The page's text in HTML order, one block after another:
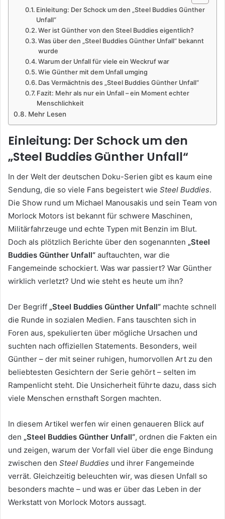
Einleitung: Der Schock um den „Steel Buddies Günther
Unfall“
Wer ist Günther von den Steel Buddies eigentlich?
Was über den „Steel Buddies Günther Unfall“ bekannt
wurde
Warum der Unfall für viele ein Weckruf war
Wie Günther mit dem Unfall umging
Das Vermächtnis des „Steel Buddies Günther Unfall“
Fazit: Mehr als nur ein Unfall – ein Moment echter
Menschlichkeit
Mehr Lesen
Einleitung: Der Schock um den
„Steel Buddies Günther Unfall“
In der Welt der deutschen Doku-Serien gibt es kaum eine
Sendung, die so viele Fans begeistert wie Steel Buddies.
Die Show rund um Michael Manousakis und sein Team von
Morlock Motors ist bekannt für schwere Maschinen,
Militärfahrzeuge und echte Typen mit Benzin im Blut.
Doch als plötzlich Berichte über den sogenannten „Steel
Buddies Günther Unfall“ auftauchten, war die
Fangemeinde schockiert. Was war passiert? War Günther
wirklich verletzt? Und wie steht es heute um ihn?
Der Begriff „Steel Buddies Günther Unfall“ machte schnell
die Runde in sozialen Medien. Fans tauschten sich in
Foren aus, spekulierten über mögliche Ursachen und
suchten nach offiziellen Statements. Besonders, weil
Günther – der mit seiner ruhigen, humorvollen Art zu den
beliebtesten Gesichtern der Serie gehört – selten im
Rampenlicht steht. Die Unsicherheit führte dazu, dass sich
viele Menschen ernsthaft Sorgen machten.
In diesem Artikel werfen wir einen genaueren Blick auf
den „Steel Buddies Günther Unfall“, ordnen die Fakten ein
und zeigen, warum der Vorfall viel über die enge Bindung
zwischen den Steel Buddies und ihrer Fangemeinde
verrät. Gleichzeitig beleuchten wir, was diesen Unfall so
besonders machte – und was er über das Leben in der
Werkstatt von Morlock Motors aussagt.